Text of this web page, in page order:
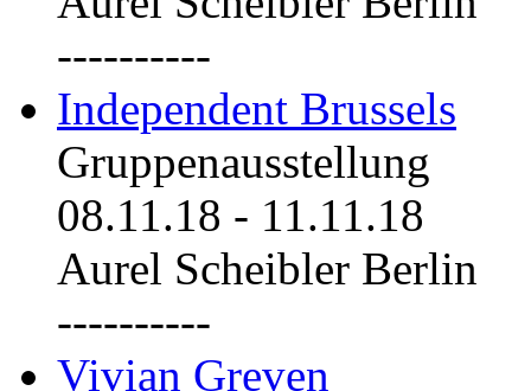
----------
Independent Brussels
Gruppenausstellung
08.11.18 - 11.11.18
Aurel Scheibler Berlin
----------
Vivian Greven